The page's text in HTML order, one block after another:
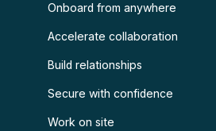
Onboard from anywhere
Accelerate collaboration
Build relationships
Secure with confidence
Work on site